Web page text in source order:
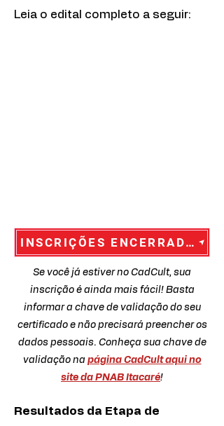
Leia o edital completo a seguir:
INSCRIÇÕES ENCERRADAS!!
Se você já estiver no CadCult, sua
inscrição é ainda mais fácil! Basta
informar a chave de validação do seu
certificado e não precisará preencher os
dados pessoais. Conheça sua chave de
validação na página CadCult aqui no
site da PNAB Itacaré!
Resultados da Etapa de